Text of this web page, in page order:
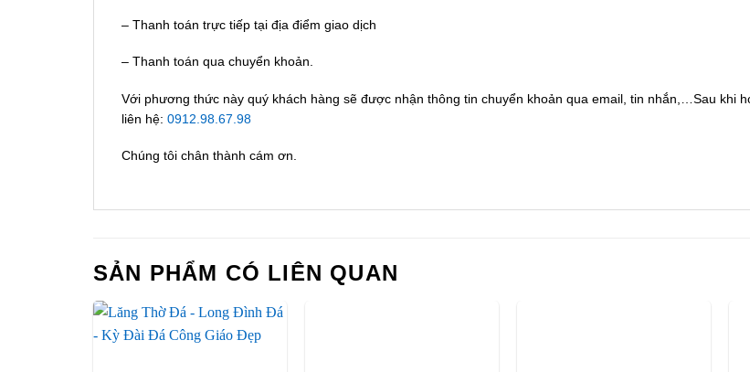
– Thanh toán trực tiếp tại địa điểm giao dịch
– Thanh toán qua chuyển khoản.
Với phương thức này quý khách hàng sẽ được nhận thông tin chuyển khoản qua email, tin nhắn,…Sau khi
liên hệ: 0912.98.67.98
Chúng tôi chân thành cám ơn.
SẢN PHẨM CÓ LIÊN QUAN